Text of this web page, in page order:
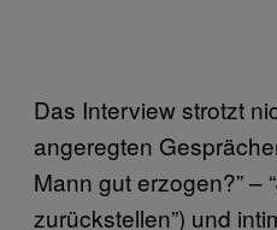
Das Interview strotzt
angeregten
Mann gut erzogen?”
zurückstellen”) und